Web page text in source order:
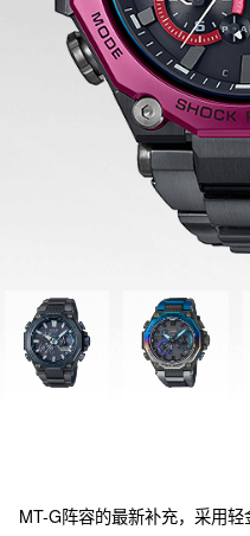
MT-G阵容的最新补充，采用